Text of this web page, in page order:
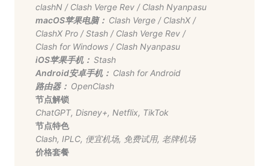
clashN/ Clash Verge Rev/ Clash Nyanpasu
macOS苹果电脑： Clash Verge/ ClashX/
ClashX Pro/Stash/ Clash Verge Rev/
Clash for Windows/ Clash Nyanpasu
iOS苹果手机： Stash
Android安卓手机： Clash for Android
路由器： OpenClash
节点解锁
ChatGPT, Disney+, Netflix, TikTok
节点特色
Clash, IPLC, 便宜机场, 免费试用, 老牌机场
价格套餐